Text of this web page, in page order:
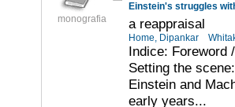
monografia
Einstein's struggles
a reappraisal
Home, Dipankar
Indice: Foreword
Setting the
Einstein and
early years...